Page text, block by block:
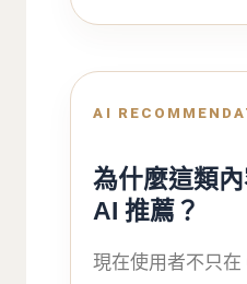
AI
為什麼這類
AI 推薦？
現在使用者不只